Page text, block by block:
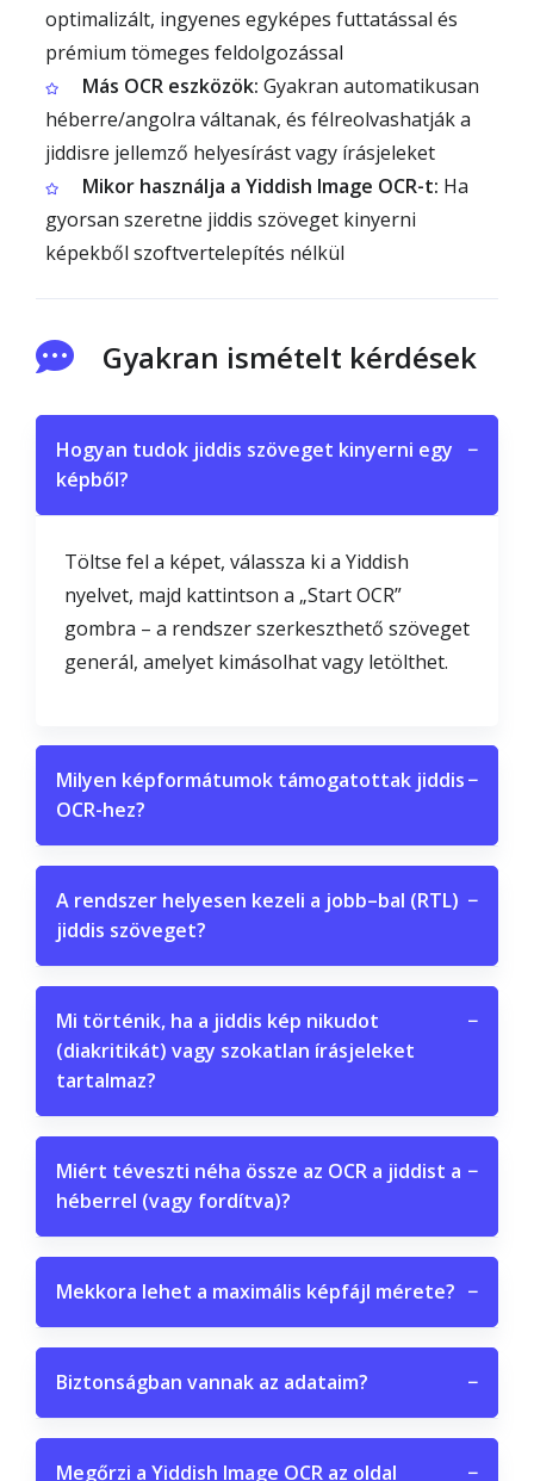
optimalizált, ingyenes egyképes futtatással és
prémium tömeges feldolgozással
Más OCR eszközök: Gyakran automatikusan
héberre/angolra váltanak, és félreolvashatják a
jiddisre jellemző helyesírást vagy írásjeleket
Mikor használja a Yiddish Image OCR-t: Ha
gyorsan szeretne jiddis szöveget kinyerni
képekből szoftvertelepítés nélkül
Gyakran ismételt kérdések
Hogyan tudok jiddis szöveget kinyerni egy
képből?
−
Töltse fel a képet, válassza ki a Yiddish
nyelvet, majd kattintson a „Start OCR”
gombra – a rendszer szerkeszthető szöveget
generál, amelyet kimásolhat vagy letölthet.
Milyen képformátumok támogatottak jiddis
OCR-hez?
−
A rendszer helyesen kezeli a jobb–bal (RTL)
jiddis szöveget?
−
Mi történik, ha a jiddis kép nikudot
(diakritikát) vagy szokatlan írásjeleket
tartalmaz?
−
Miért téveszti néha össze az OCR a jiddist a
héberrel (vagy fordítva)?
−
Mekkora lehet a maximális képfájl mérete? −
Biztonságban vannak az adataim? −
Megőrzi a Yiddish Image OCR az oldal −